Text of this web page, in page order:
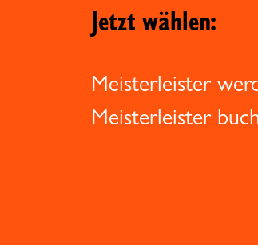
Jetzt wählen:
Meisterleister
Meisterleister